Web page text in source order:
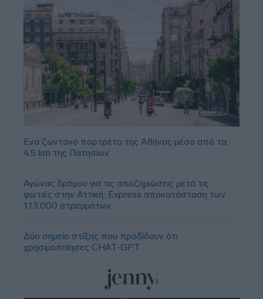
Ένα ζωντανό πορτρέτο της Αθήνας μέσα από τα
4,5 km της Πατησίων
Αγώνας δρόμου για τις αποζημιώσεις μετά τις
φωτιές στην Αττική: Express αποκατάσταση των
113.000 στρεμμάτων
Δύο σημείο στίξης που προδίδουν ότι
χρησιμοποίησες CHAT-GPT